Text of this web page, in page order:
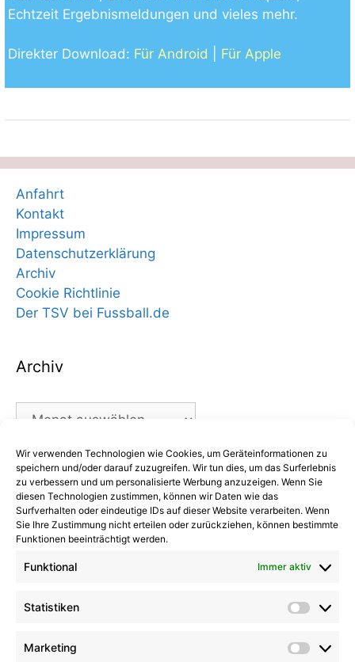
Wir verwenden Technologien wie Cookies, um Geräteinformationen zu
speichern und/oder darauf zuzugreifen. Wir tun dies, um das Surferlebnis
zu verbessern und um personalisierte Werbung anzuzeigen. Wenn Sie
diesen Technologien zustimmen, können wir Daten wie das
Surfverhalten oder eindeutige IDs auf dieser Website verarbeiten. Wenn
Sie Ihre Zustimmung nicht erteilen oder zurückziehen, können bestimmte
Funktionen beeinträchtigt werden.
Funktional Immer aktiv
Statistiken
Marketing
Echtzeit Ergebnismeldungen und vieles mehr.
Direkter Download: Für Android Für Apple
Anfahrt
Kontakt
Impressum
Datenschutzerklärung
Archiv
Cookie Richtlinie
Der TSV bei Fussball.de
Archiv
Archiv
Kategorien
Kategorien
Kommentare
Aufgalopp mit neuen Gesichtern: TSV Trittau